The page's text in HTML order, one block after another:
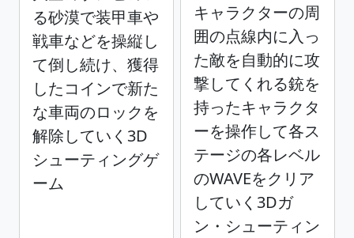
る砂漠で装甲車や
戦車などを操縦し
て倒し続け、獲得
したコインで新た
な車両のロックを
解除していく3D
シューティングゲ
ーム
キャラクターの周
囲の点線内に入っ
た敵を自動的に攻
撃してくれる銃を
持ったキャラクタ
ーを操作して各ス
テージの各レベル
のWAVEをクリア
していく3Dガ
ン・シューティン